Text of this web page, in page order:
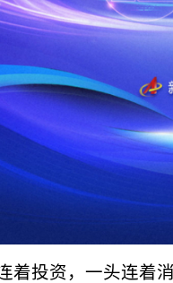
着投资，一头连着